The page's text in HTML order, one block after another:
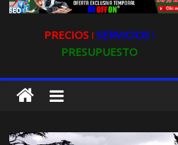
PRECIOS ǀ SERVICIOS ǀ
PRESUPUESTO